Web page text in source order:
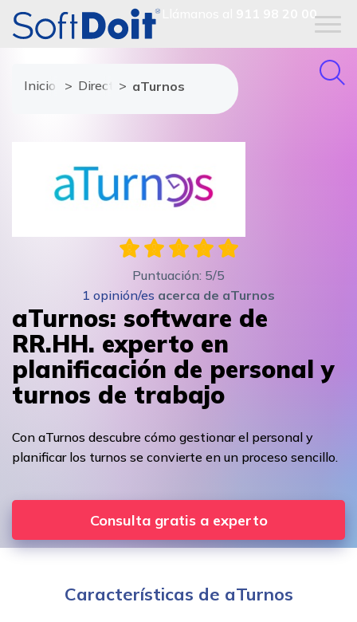
911 98 20 00
Inicio Directorio de proveedores
aTurnos
Puntuación: 5/5
1 opinión/es acerca de aTurnos
aTurnos: software de
RR.HH. experto en
planificación de personal y
turnos de trabajo
Con aTurnos descubre cómo gestionar el personal y
planificar los turnos se convierte en un proceso sencillo.
Consulta gratis a experto
Características de aTurnos